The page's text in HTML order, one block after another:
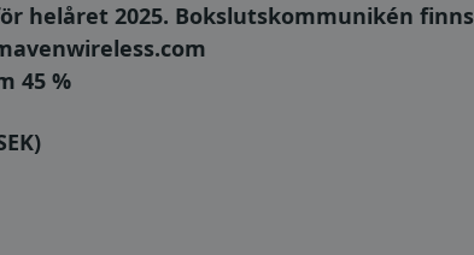
helåret 2025. Bokslutskommunikén finns
45 %